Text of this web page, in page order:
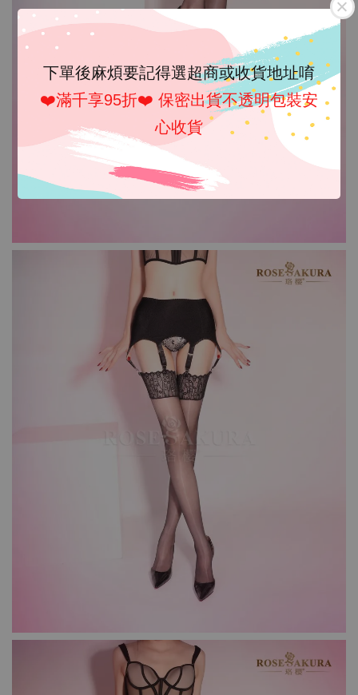
下單後麻煩要記得選超商或收貨地址唷
❤️滿千享95折❤️ 保密出貨不透明包裝安
心收貨